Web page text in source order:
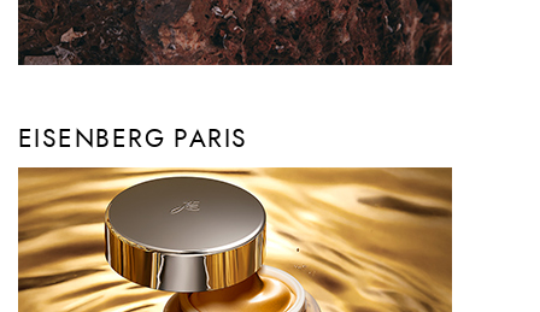
EISENBERG PARIS